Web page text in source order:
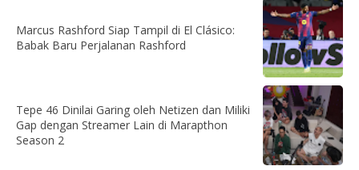
Marcus Rashford Siap Tampil di El Clásico:
Babak Baru Perjalanan Rashford
Tepe 46 Dinilai Garing oleh Netizen dan Miliki
Gap dengan Streamer Lain di Marapthon
Season 2